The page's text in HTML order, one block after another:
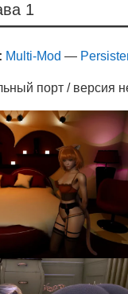
1
Multi-Mod —
порт / версия